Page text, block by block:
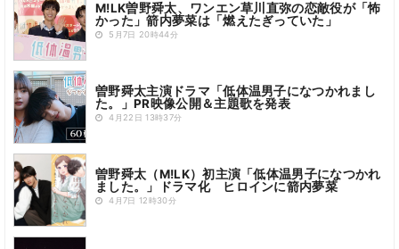
M!LK曽野舜太、ワンエン草川直弥の恋敵役が「怖
かった」箭内夢菜は「燃えたぎっていた」
5月7日 20時44分
曽野舜太主演ドラマ「低体温男子になつかれまし
た。」PR映像公開＆主題歌を発表
4月22日 13時37分
曽野舜太（M!LK）初主演「低体温男子になつかれ
ました。」ドラマ化 ヒロインに箭内夢菜
4月7日 12時30分